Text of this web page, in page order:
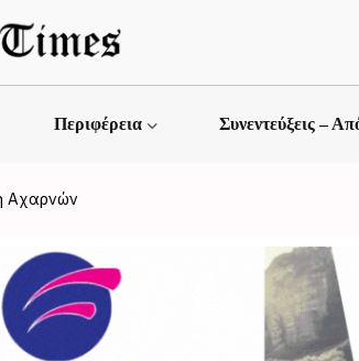
Περιφέρεια Συνεντεύξεις –
Αχαρνών